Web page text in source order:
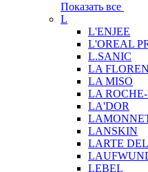
Показать все
L
L'ENJEE
L'OREAL
L.SANIC
LA
LA MISO
LA
LA'DOR
LANSKIN
LARTE
LEBEL